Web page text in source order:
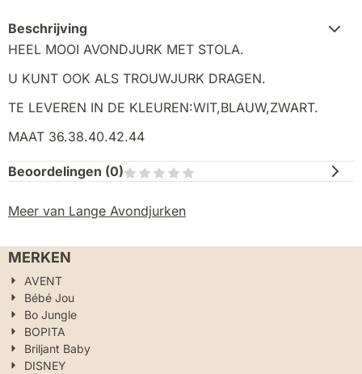
Beschrijving
HEEL MOOI AVONDJURK MET STOLA.
U KUNT OOK ALS TROUWJURK DRAGEN.
TE LEVEREN IN DE KLEUREN:WIT,BLAUW,ZWART.
MAAT 36.38.40.42.44
Beoordelingen (0)
Meer van Lange Avondjurken
MERKEN
AVENT
Bébé Jou
Bo Jungle
BOPITA
Briljant Baby
DISNEY